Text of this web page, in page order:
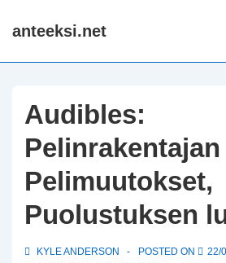
Skipanteeksi.net
Audibles:
Pelimuutokset,
Puolustuksen
KYLE ANDERSON POSTED ON 22/